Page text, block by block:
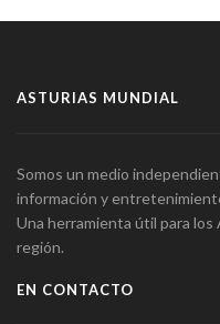
ASTURIAS MUNDIAL
Somos un medio
información y
Una herramienta útil para
región.
EN CONTACTO